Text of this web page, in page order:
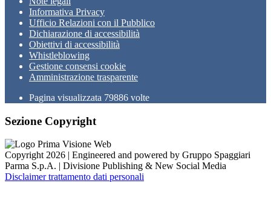
Informativa Privacy
Ufficio Relazioni con il Pubblico
Dichiarazione di accessibilità
Obiettivi di accessibilità
Whistleblowing
Gestione consensi cookie
Amministrazione trasparente
Pagina visualizzata 79886 volte
Sezione Copyright
Copyright 2026 | Engineered and powered by Gruppo Spaggiari
Parma S.p.A. | Divisione Publishing & New Social Media
Disclaimer trattamento dati personali